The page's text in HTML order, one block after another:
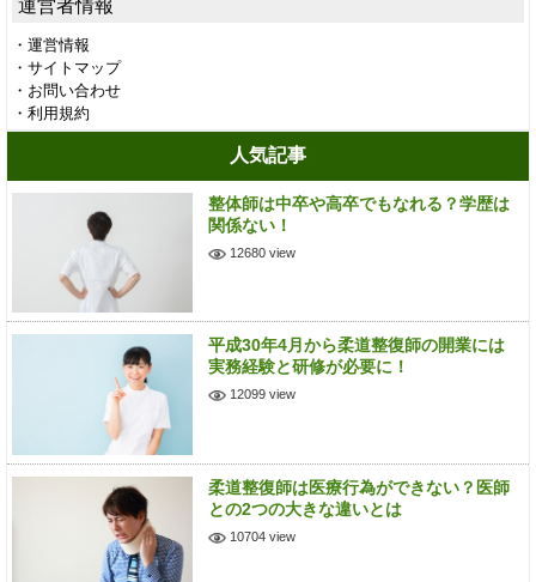
運営者情報
・運営情報
・サイトマップ
・お問い合わせ
・利用規約
人気記事
整体師は中卒や高卒でもなれる？学歴は
関係ない！
12680 view
平成30年4月から柔道整復師の開業には
実務経験と研修が必要に！
12099 view
柔道整復師は医療行為ができない？医師
との2つの大きな違いとは
10704 view